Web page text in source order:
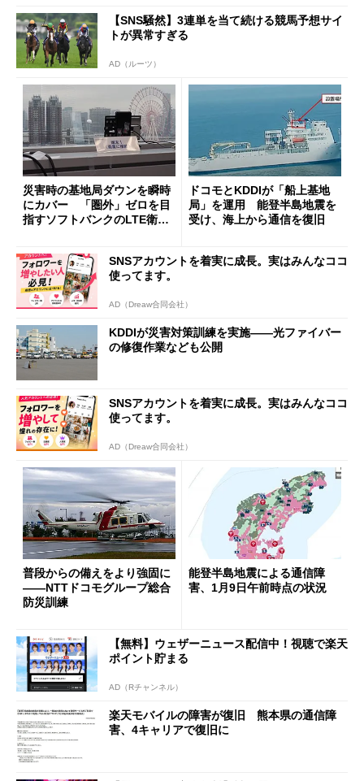
【SNS騒然】3連単を当て続ける競馬予想サイ
トが異常すぎる
AD（ルーツ）
災害時の基地局ダウンを瞬時
にカバー 「圏外」ゼロを目
指すソフトバンクのLTE衛星
ドコモとKDDIが「船上基地
局」を運用 能登半島地震を
受け、海上から通信を復旧
SNSアカウントを着実に成長。実はみんなココ
使ってます。
AD（Dreaw合同会社）
KDDIが災害対策訓練を実施――光ファイバー
の修復作業なども公開
SNSアカウントを着実に成長。実はみんなココ
使ってます。
AD（Dreaw合同会社）
普段からの備えをより強固に
――NTTドコモグループ総合
防災訓練
能登半島地震による通信障
害、1月9日午前時点の状況
【無料】ウェザーニュース配信中！視聴で楽天
ポイント貯まる
AD（Rチャンネル）
楽天モバイルの障害が復旧 熊本県の通信障
害、4キャリアで復旧に